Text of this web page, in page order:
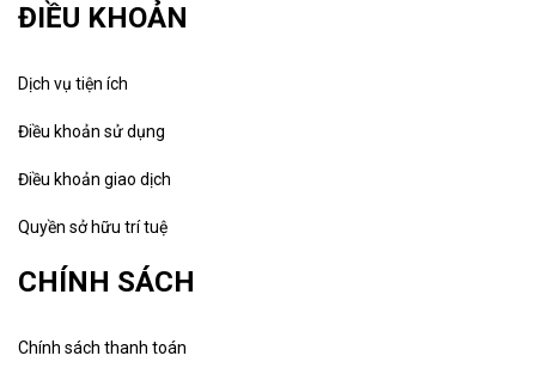
ĐIỀU KHOẢN
Dịch vụ tiện ích
Điều khoản sử dụng
Điều khoản giao dịch
Quyền sở hữu trí tuệ
CHÍNH SÁCH
Chính sách thanh toán